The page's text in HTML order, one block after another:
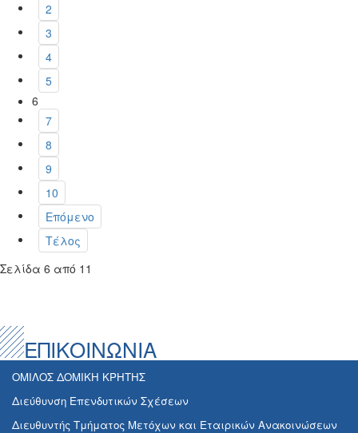
2
3
4
5
6
7
8
9
10
Επόμενο
Τέλος
Σελίδα 6 από 11
ΕΠΙΚΟΙΝΩΝΙΑ
ΟΜΙΛΟΣ ΔΟΜΙΚΗ ΚΡΗΤΗΣ
Διεύθυνση Επενδυτικών Σχέσεων
Διευθυντής Τμήματος Μετόχων και Εταιρικών Ανακοινώσεων